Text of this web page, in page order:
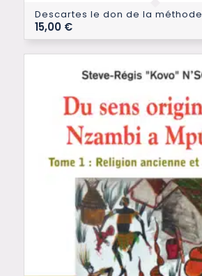
Descartes le don de la méthode
15,00 €